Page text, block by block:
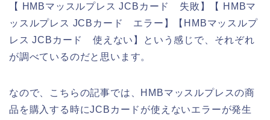
【 HMBマッスルプレス JCBカード 失敗】【 HMBマ
ッスルプレス JCBカード エラー】【HMBマッスルプ
レス JCBカード 使えない】という感じで、それぞれ
が調べているのだと思います。
なので、こちらの記事では、HMBマッスルプレスの商
品を購入する時にJCBカードが使えないエラーが発生